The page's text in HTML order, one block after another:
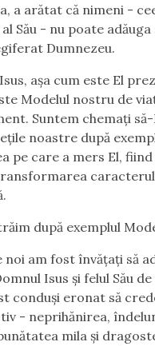
a arătat că nimeni -
al Său - nu poate
Dumnezeu.
așa cum este El
Modelul nostru de
Suntem chemați să-
noastre după
pe care a mers El,
după exemplul
am fost învățați să
Isus și felul Său
conduși eronat să
- neprihănirea,
mila și